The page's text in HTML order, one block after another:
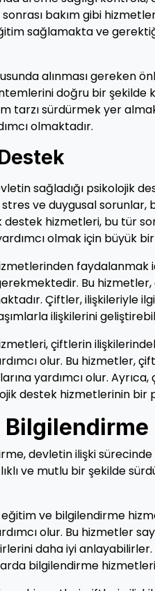
sonrası bakım gibi
sağlamakta ve
alınması gereken
doğru bir şekilde
tarzı sürdürmek yer
olmaktadır.
sağladığı psikolojik
ve duygusal sorunlar,
destek hizmetleri, bu tür
olmak için büyük
Bu
Çiftler, ilişkileriyle
ilişkilerini
çiftlerin
olur. Bu hizmetler,
yardımcı olur.
destek hizmetlerinin bir
Bilgilendirme
devletin ilişki
ve mutlu bir şekilde
eğitim ve bilgilendirme
olur. Bu hizmetler
daha iyi anlayabilirler.
bilgilendirme